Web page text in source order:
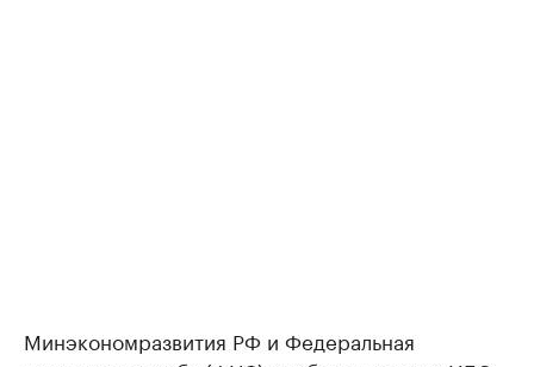
Минэкономразвития РФ и Федеральная